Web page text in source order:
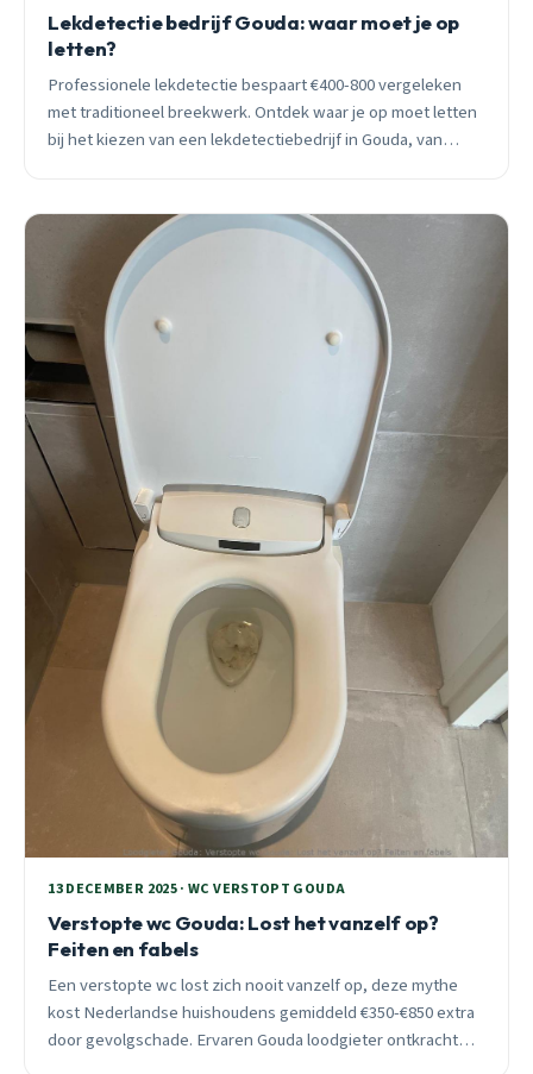
Lekdetectie bedrijf Gouda: waar moet je op
letten?
Professionele lekdetectie bespaart €400-800 vergeleken
met traditioneel breekwerk. Ontdek waar je op moet letten
bij het kiezen van een lekdetectiebedrijf in Gouda, van
13 DECEMBER 2025 · WC VERSTOPT GOUDA
Verstopte wc Gouda: Lost het vanzelf op?
Feiten en fabels
Een verstopte wc lost zich nooit vanzelf op, deze mythe
kost Nederlandse huishoudens gemiddeld €350-€850 extra
door gevolgschade. Ervaren Gouda loodgieter ontkracht